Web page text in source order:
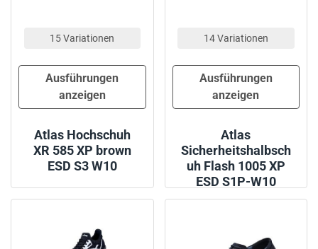
15 Variationen
Ausführungen
anzeigen
Atlas Hochschuh
XR 585 XP brown
ESD S3 W10
14 Variationen
Ausführungen
anzeigen
Atlas
Sicherheitshalbsch
uh Flash 1005 XP
ESD S1P-W10